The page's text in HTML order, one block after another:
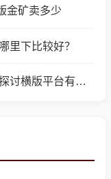
金矿卖多少
里下比较好？
传奇手游横版平台有哪些,传奇手游：探讨横版平台有哪些